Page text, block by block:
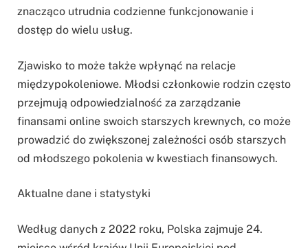
znacząco utrudnia codzienne funkcjonowanie i
dostęp do wielu usług.
Zjawisko to może także wpłynąć na relacje
międzypokoleniowe. Młodsi członkowie rodzin często
przejmują odpowiedzialność za zarządzanie
finansami online swoich starszych krewnych, co może
prowadzić do zwiększonej zależności osób starszych
od młodszego pokolenia w kwestiach finansowych.
Aktualne dane i statystyki
Według danych z 2022 roku, Polska zajmuje 24.